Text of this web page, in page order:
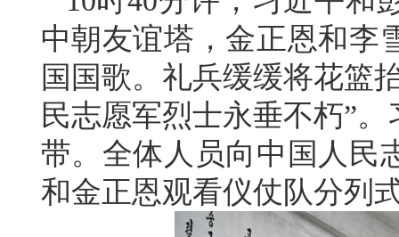
中朝友谊塔，金正恩和李
国国歌。礼兵缓缓将花篮
民志愿军烈士永垂不朽”
带。全体人员向中国人民
和金正恩观看仪仗队分列